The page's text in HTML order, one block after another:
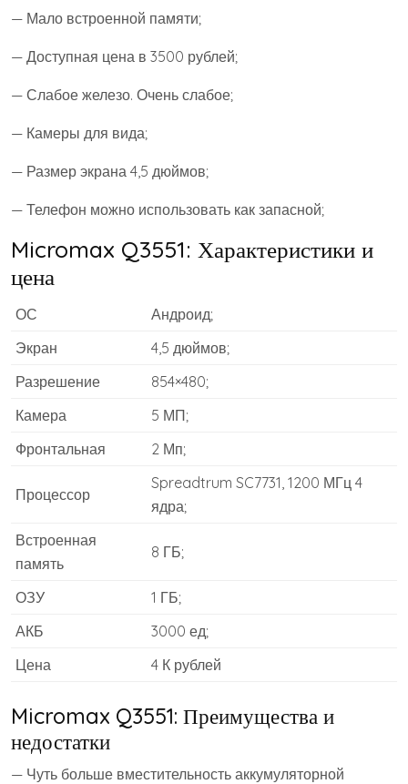
— Мало встроенной памяти;
— Доступная цена в 3500 рублей;
— Слабое железо. Очень слабое;
— Камеры для вида;
— Размер экрана 4,5 дюймов;
— Телефон можно использовать как запасной;
Micromax Q3551: Характеристики и
цена
ОС
Андроид;
Экран
4,5 дюймов;
Разрешение
854×480;
Камера
5 МП;
Фронтальная
2 Мп;
Процессор
Spreadtrum SC7731, 1200 МГц 4
ядра;
Встроенная
память
8 ГБ;
ОЗУ
1 ГБ;
АКБ
3000 ед;
Цена
4 К рублей
Micromax Q3551: Преимущества и
недостатки
— Чуть больше вместительность аккумуляторной